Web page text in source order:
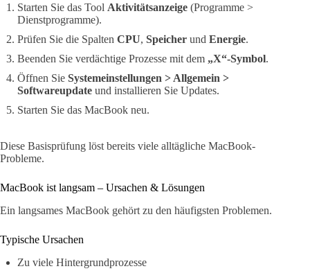
Starten Sie das Tool Aktivitätsanzeige (Programme >
Dienstprogramme).
Prüfen Sie die Spalten CPU, Speicher und Energie.
Beenden Sie verdächtige Prozesse mit dem „X“-Symbol.
Öffnen Sie Systemeinstellungen > Allgemein >
Softwareupdate und installieren Sie Updates.
Starten Sie das MacBook neu.
Diese Basisprüfung löst bereits viele alltägliche MacBook-
Probleme.
MacBook ist langsam – Ursachen & Lösungen
Ein langsames MacBook gehört zu den häufigsten Problemen.
Typische Ursachen
Zu viele Hintergrundprozesse